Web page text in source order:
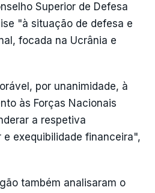
Superior de Defesa
"à situação de defesa e
focada na Ucrânia e
por unanimidade, à
às Forças Nacionais
a respetiva
e exequibilidade financeira",
também analisaram o